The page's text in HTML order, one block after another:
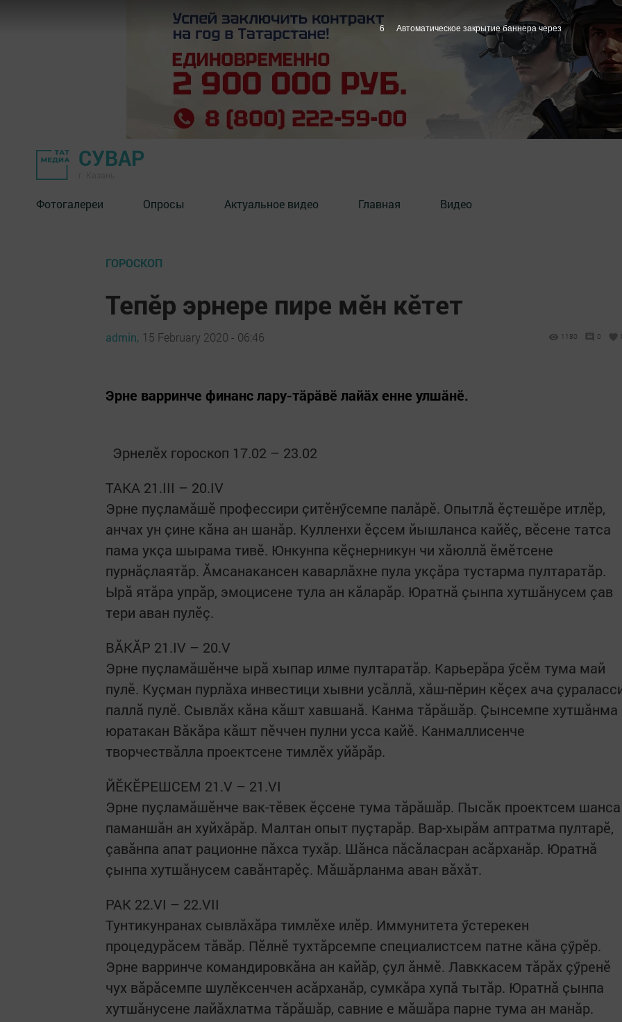
СУВАР
Фотогалереи Опросы Актуальное видео Главная Видео
ГОРОСКОП
Тепӗр эрнере пире мӗн кӗтет
admin, 15 February 2020 - 06:46 1180 0
Эрне варринче финанс лару-тăрăвӗ лайăх енне улшăнӗ.
Эрнелӗх​ гороскоп 17.02 – 23.02
ТАКА 21.III – 20.IV
Эрне пуçламăшӗ профессири çитӗнӳсемпе палăрӗ. Опытлă ӗçтешӗре итлӗр,
анчах ун çине кăна ан шанăр. Кулленхи ӗçсем йышланса кайӗç, вӗсене татса
пама укçа шырама тивӗ. Юнкунпа кӗçнерникун чи хăюллă ӗмӗтсене
пурнăçлаятăр. Ăмсанакансен каварлăхне пула укçăра тустарма пултаратăр.
Ырă ятăра упрăр, эмоцисене тула ан кăларăр. Юратнă çынпа хутшăнусем çав
тери аван пулӗç.​ ​ ​
ВĂКĂР 21.IV – 20.V
Эрне пуçламăшӗнче ырă хыпар илме пултаратăр. Карьерăра ӳсӗм тума май
пулӗ. Куçман пурлăха инвестици хывни усăллă, хăш-пӗрин кӗçех ача
паллă пулӗ. Сывлăх кăна кăшт хавшанă. Канма тăрăшăр. Çынсемпе хутшăнма
юратакан Вăкăра кăшт пӗччен пулни усса кайӗ. Канмаллисенче
творчествăлла проектсене тимлӗх уйăрăр.​ ​ ​
ЙӖКӖРЕШСЕМ 21.V – 21.VI
Эрне пуçламăшӗнче вак-тӗвек ӗçсене тума тăрăшăр. Пысăк проектсем шанса
паманшăн ан хуйхăрăр. Малтан опыт пуçтарăр. Вар-хырăм аптратма пултарӗ,
çавăнпа апат рационне пăхса тухăр. Шăнса пăсăласран асăрханăр. Юратнă
çынпа хутшăнусем савăнтарӗç. Мăшăрланма аван вăхăт.
РАК 22.VI – 22.VII
Тунтикунранах сывлăхăра тимлӗхе илӗр. Иммунитета ӳстерекен
процедурăсем тăвăр. Пӗлнӗ тухтăрсемпе специалистсем патне кăна çӳрӗр.
Эрне варринче командировкăна ан кайăр, çул ăнмӗ. Лавккасем тăрăх çӳренӗ
чух вăрăсемпе шулӗксенчен асăрханăр, сумкăра хупă тытăр. Юратнă çынпа
хутшăнусене лайăхлатма тăрăшăр, савние е мăшăра парне тума ан манăр.
5 Автоматическое закрытие баннера через